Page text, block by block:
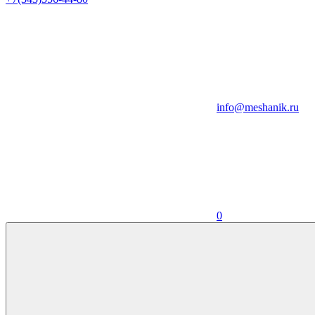
info@meshanik.ru
0